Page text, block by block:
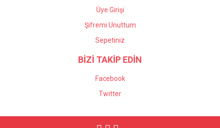
Üye Girişi
Şifremi Unuttum
Sepetiniz
BİZİ TAKİP EDİN
Facebook
Twitter